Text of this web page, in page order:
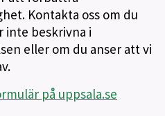
Kontakta oss om du
inte beskrivna i
eller om du anser att vi
på uppsala.se